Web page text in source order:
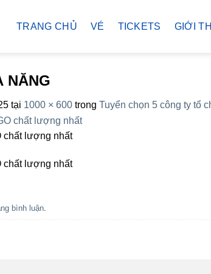
TRANG CHỦ VÉ TICKETS GIỚI
NĂNG
tại 1000 × 600 trong Tuyển chọn 5 công ty tổ
chất lượng nhất
chất lượng nhất
bình luận.